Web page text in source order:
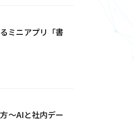
ミニアプリ「書
～AIと社内デー